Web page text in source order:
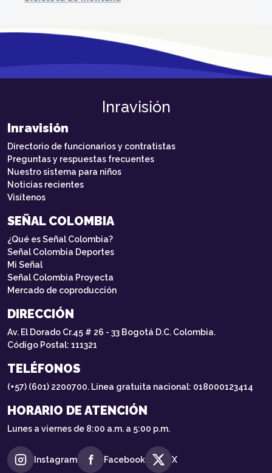
Inravisión
Inravisión
Directorio de funcionarios y contratistas
Preguntas y respuestas frecuentes
Nuestro sistema para niños
Noticias recientes
Visítenos
SEÑAL COLOMBIA
¿Qué es Señal Colombia?
Señal Colombia Deportes
Mi Señal
Señal Colombia Proyecta
Mercado de coproducción
DIRECCIÓN
Av. El Dorado Cr.45 # 26 - 33 Bogotá D.C. Colombia.
Código Postal: 111321
TELÉFONOS
(+57) (601) 2200700. Línea gratuita nacional: 018000123414
HORARIO DE ATENCIÓN
Lunes a viernes de 8:00 a.m. a 5:00 p.m.
Instagram Facebook X